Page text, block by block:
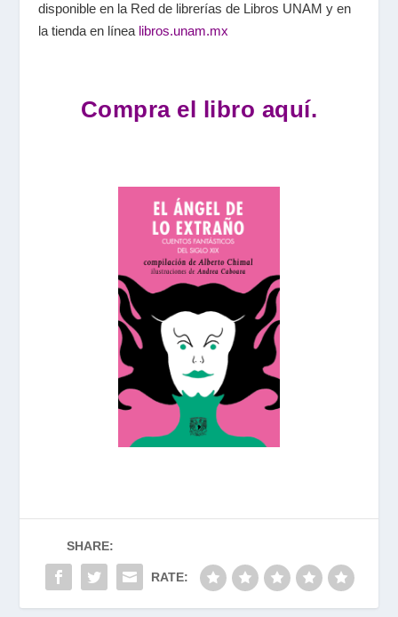
disponible en la Red de librerías de Libros UNAM y en
la tienda en línea libros.unam.mx
Compra el libro aquí.
SHARE:
RATE: